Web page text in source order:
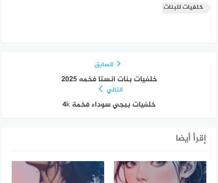
خلفيات للبنات
السابق
خلفيات بنات انستا فخمه 2025
التالي
خلفيات ببجي سوداء فخمة 4k
إقرأ أيضا